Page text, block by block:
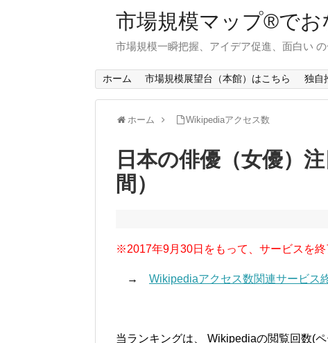
市場規模マップ®でお
市場規模一瞬把握、アイデア促進、面白い
ホーム 市場規模展望台（本館）はこちら 独自
ホーム Wikipediaアクセス数
日本の俳優（女優）
間）
※2017年9月30日をもって、サービスを終
→ Wikipediaアクセス数関連サービス
当ランキングは、 Wikipediaの閲覧回数(